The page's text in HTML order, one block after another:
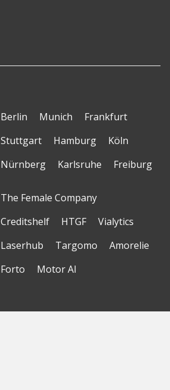
Berlin Munich
Frankfurt
Stuttgart
Hamburg
Köln
Nürnberg
Karlsruhe Freiburg
The Female Company
Creditshelf
HTGF
Vialytics
Laserhub
Targomo
Amorelie
Forto
Motor AI